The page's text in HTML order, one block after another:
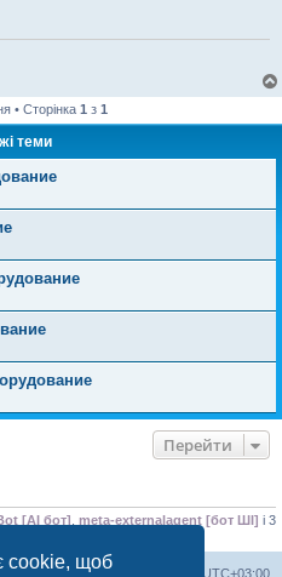
cookie, щоб
• Сторінка 1 з 1
теми
Перейти
[AI бот] meta-externalagent [бот ШІ] і 3
UTC+03:00
Команда